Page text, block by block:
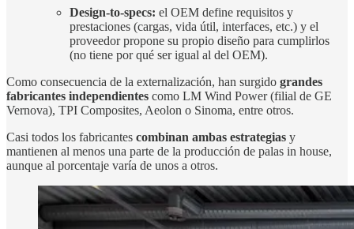
Design-to-specs: el OEM define requisitos y
prestaciones (cargas, vida útil, interfaces, etc.) y el
proveedor propone su propio diseño para cumplirlos
(no tiene por qué ser igual al del OEM).
Como consecuencia de la externalización, han surgido grandes
fabricantes independientes como LM Wind Power (filial de GE
Vernova), TPI Composites, Aeolon o Sinoma, entre otros.
Casi todos los fabricantes combinan ambas estrategias y
mantienen al menos una parte de la producción de palas in house,
aunque al porcentaje varía de unos a otros.